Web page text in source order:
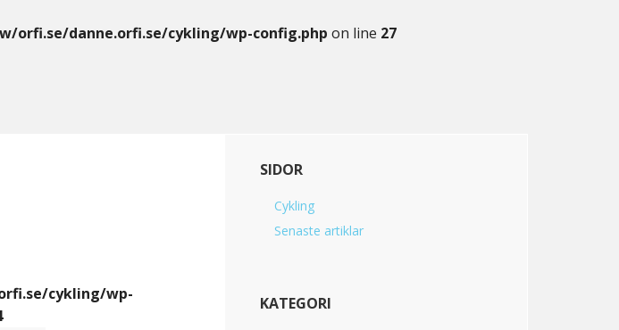
orfi.se/danne.orfi.se/cykling/wp-config.php on line 27
cykling/wp-
Primary
Sidebar
SIDOR
Cykling
Senaste artiklar
KATEGORI